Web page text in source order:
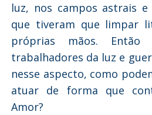
luz, nos campos astrais
que tiveram que limpar
próprias mãos.
trabalhadores da luz e
nesse aspecto, como
atuar de forma que
Amor?